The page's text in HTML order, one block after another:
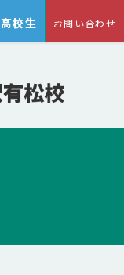
高校生 お問い合わせ